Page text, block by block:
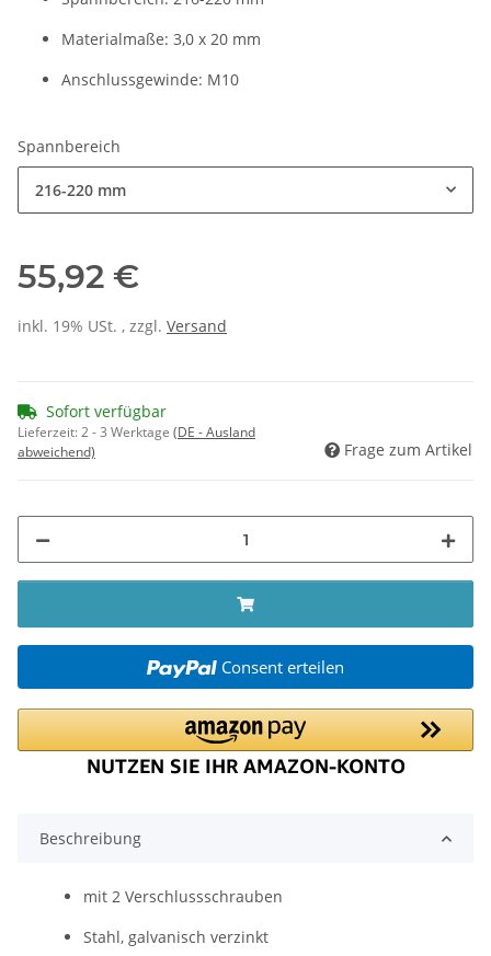
Materialmaße: 3,0 x 20 mm
Anschlussgewinde: M10
Spannbereich
216-220 mm
55,92 €
inkl. 19% USt. , zzgl. Versand
Sofort verfügbar
Lieferzeit:2 - 3 Werktage (DE - Ausland
abweichend)
Frage zum Artikel
Consent erteilen
Beschreibung
mit 2 Verschlussschrauben
Stahl, galvanisch verzinkt